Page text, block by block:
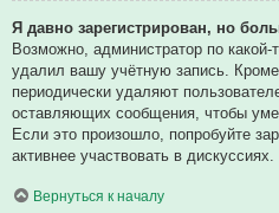
Я давно зарегистрирован, но
Возможно, администратор по какой-
удалил вашу учётную запись.
периодически удаляют
оставляющих сообщения, чтобы
Если это произошло, попробуйте
активнее участвовать в дискуссиях.
Вернуться к началу